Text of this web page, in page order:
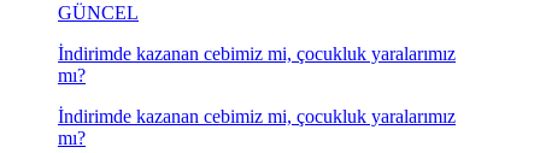
GÜNCEL
İndirimde kazanan cebimiz mi, çocukluk yaralarımız
mı?
İndirimde kazanan cebimiz mi, çocukluk yaralarımız
mı?